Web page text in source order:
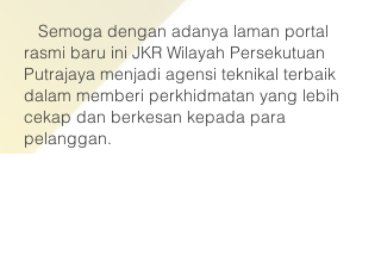
Semoga dengan adanya laman portal
rasmi baru ini JKR Wilayah Persekutuan
Putrajaya menjadi agensi teknikal terbaik
dalam memberi perkhidmatan yang lebih
cekap dan berkesan kepada para
pelanggan.